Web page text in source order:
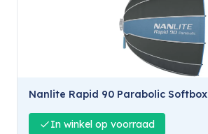
Nanlite Rapid 90 Parabolic Softbox
In winkel op voorraad